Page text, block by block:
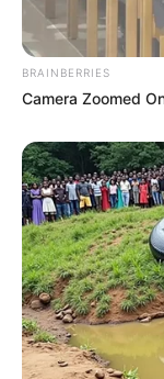
BRAINBERRIES
Camera Zoomed